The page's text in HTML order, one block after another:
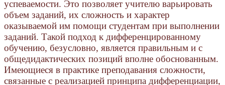
успеваемости. Это позволяет учителю варьировать
объем заданий, их сложность и характер
оказываемой им помощи студентам при выполнении
заданий. Такой подход к дифференцированному
обучению, безусловно, является правильным и с
общедидактических позиций вполне обоснованным.
Имеющиеся в практике преподавания сложности,
связанные с реализацией принципа дифференциации,